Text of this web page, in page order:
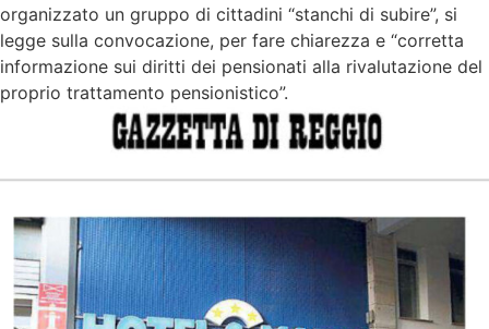
organizzato un gruppo di cittadini “stanchi di subire”, si
legge sulla convocazione, per fare chiarezza e “corretta
informazione sui diritti dei pensionati alla rivalutazione del
proprio trattamento pensionistico”.